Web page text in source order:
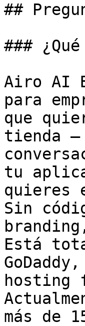
##
###
Airo AI
para
que
tienda
tu
quieres
Sin
Está
hosting
más de